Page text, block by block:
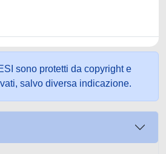
sono protetti da copyright e
salvo diversa indicazione.